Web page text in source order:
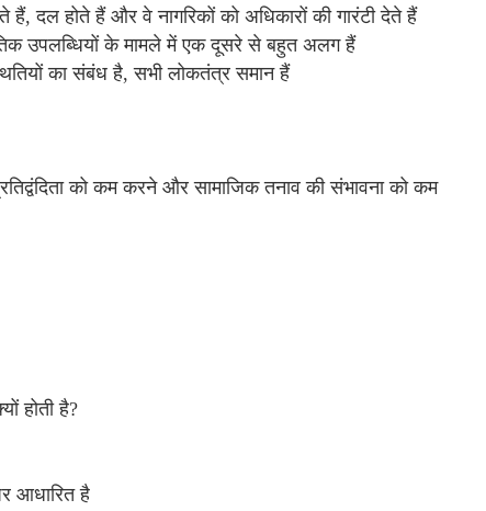
दल होते हैं और वे नागरिकों को अधिकारों की गारंटी देते हैं
उपलब्धियों के मामले में एक दूसरे से बहुत अलग हैं
का संबंध है, सभी लोकतंत्र समान हैं
को कम करने और सामाजिक तनाव की संभावना को कम
होती है?
आधारित है